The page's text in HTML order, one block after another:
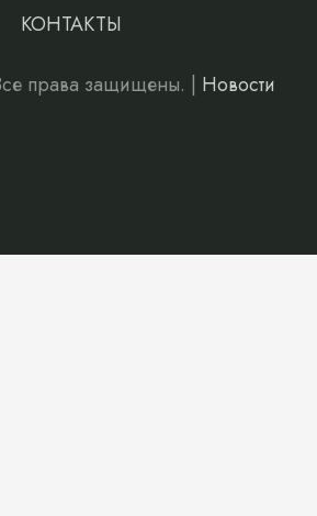
КОНТАКТЫ
права защищены. | Новости